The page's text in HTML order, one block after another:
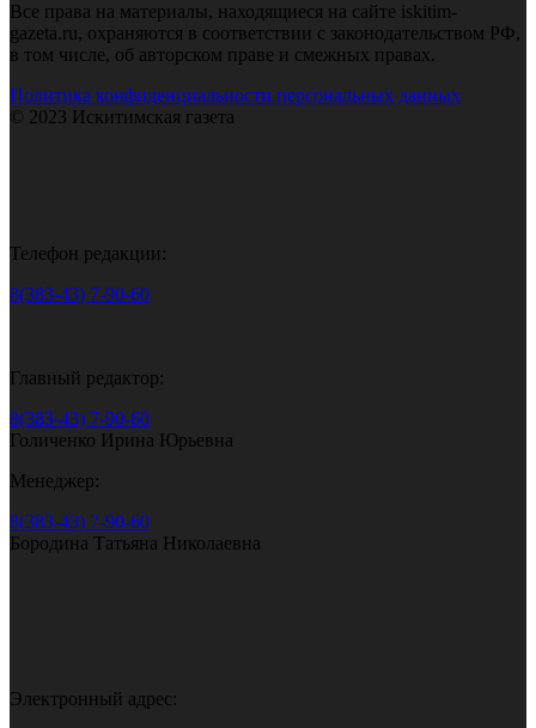
Все права на материалы, находящиеся на сайте iskitim-
gazeta.ru, охраняются в соответствии с законодательством РФ,
в том числе, об авторском праве и смежных правах.
Политика конфиденциальности персональных данных
© 2023 Искитимская газета
Телефон редакции:
8(383-43) 7-90-60
Главный редактор:
8(383-43) 7-90-60
Голиченко Ирина Юрьевна
Менеджер:
8(383-43) 7-90-60
Бородина Татьяна Николаевна
Электронный адрес: